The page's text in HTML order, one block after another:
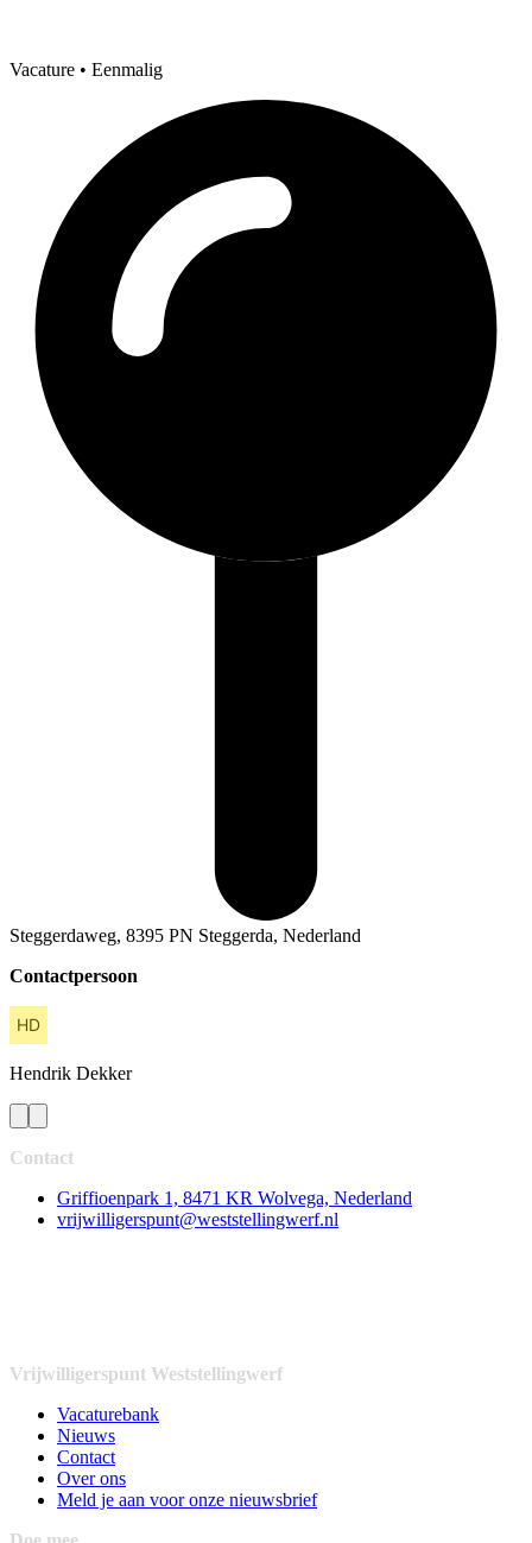
Vacature • Eenmalig
Steggerdaweg, 8395 PN Steggerda, Nederland
Contactpersoon
Hendrik Dekker
Contact
Griffioenpark 1, 8471 KR Wolvega, Nederland
vrijwilligerspunt@weststellingwerf.nl
Vrijwilligerspunt Weststellingwerf
Vacaturebank
Nieuws
Contact
Over ons
Meld je aan voor onze nieuwsbrief